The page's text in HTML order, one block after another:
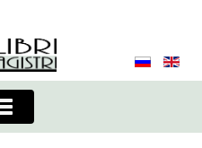
Включить/
выключить
навигацию